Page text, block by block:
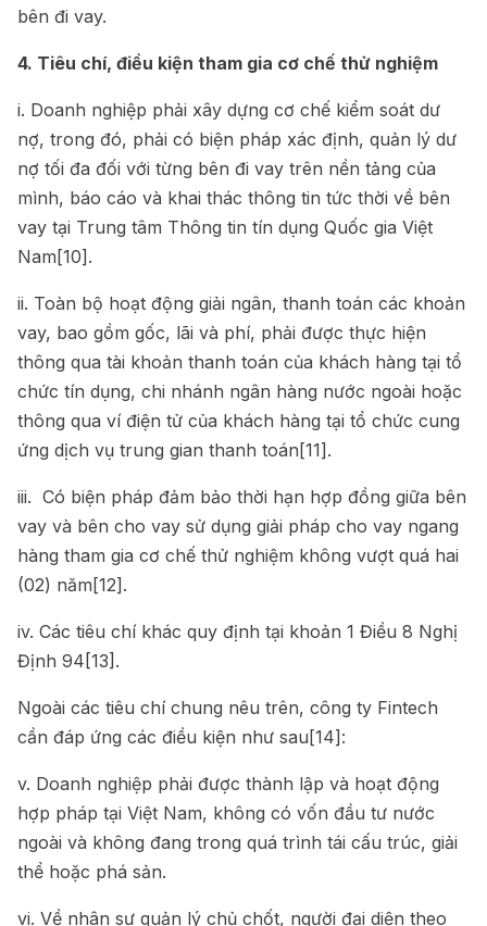
bên đi vay.
4. Tiêu chí, điều kiện tham gia cơ chế thử nghiệm
i. Doanh nghiệp phải xây dựng cơ chế kiểm soát dư
nợ, trong đó, phải có biện pháp xác định, quản lý dư
nợ tối đa đối với từng bên đi vay trên nền tảng của
mình, báo cáo và khai thác thông tin tức thời về bên
vay tại Trung tâm Thông tin tín dụng Quốc gia Việt
Nam [10] .
ii. Toàn bộ hoạt động giải ngân, thanh toán các khoản
vay, bao gồm gốc, lãi và phí, phải được thực hiện
thông qua tài khoản thanh toán của khách hàng tại tổ
chức tín dụng, chi nhánh ngân hàng nước ngoài hoặc
thông qua ví điện tử của khách hàng tại tổ chức cung
ứng dịch vụ trung gian thanh toán [11] .
iii. Có biện pháp đảm bảo thời hạn hợp đồng giữa bên
vay và bên cho vay sử dụng giải pháp cho vay ngang
hàng tham gia cơ chế thử nghiệm không vượt quá hai
(02) năm [12] .
iv. Các tiêu chí khác quy định tại khoản 1 Điều 8 Nghị
Định 94 [13] .
Ngoài các tiêu chí chung nêu trên, công ty Fintech
cần đáp ứng các điều kiện như sau [14] :
v. Doanh nghiệp phải được thành lập và hoạt động
hợp pháp tại Việt Nam, không có vốn đầu tư nước
ngoài và không đang trong quá trình tái cấu trúc, giải
thể hoặc phá sản.
vi. Về nhân sự quản lý chủ chốt, người đại diện theo